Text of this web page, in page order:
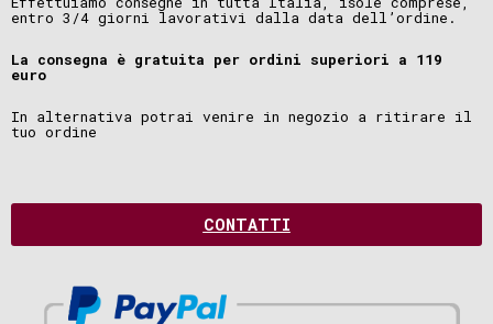
entro 3/4 giorni lavorativi dalla data dell’ordine.
La consegna è gratuita per ordini superiori a 119
euro
In alternativa potrai venire in negozio a ritirare il
tuo ordine
CONTATTI